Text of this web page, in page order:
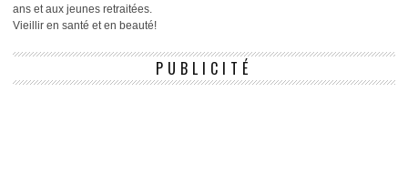
ans et aux jeunes retraitées.
Vieillir en santé et en beauté!
PUBLICITÉ